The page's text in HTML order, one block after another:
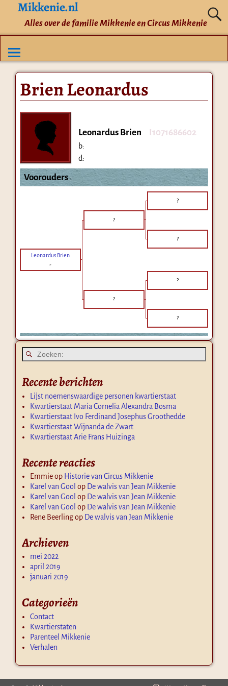
Mikkenie.nl
Alles over de familie Mikkenie en Circus Mikkenie
Brien Leonardus
Leonardus Brien I1071686602
b:
d:
Voorouders
?
?
?
Leonardus Brien
-
?
?
?
Recente berichten
Lijst noemenswaardige personen kwartierstaat
Kwartierstaat Maria Cornelia Alexandra Bosma
Kwartierstaat Ivo Ferdinand Josephus Groothedde
Kwartierstaat Wijnanda de Zwart
Kwartierstaat Arie Frans Huizinga
Recente reacties
Emmieop Historie van Circus Mikkenie
Karel van Gool op De walvis van Jean Mikkenie
Karel van Gool op De walvis van Jean Mikkenie
Karel van Gool op De walvis van Jean Mikkenie
Rene Beerlingop De walvis van Jean Mikkenie
Archieven
mei 2022
april 2019
januari 2019
Categorieën
Contact
Kwartierstaten
Parenteel Mikkenie
Verhalen